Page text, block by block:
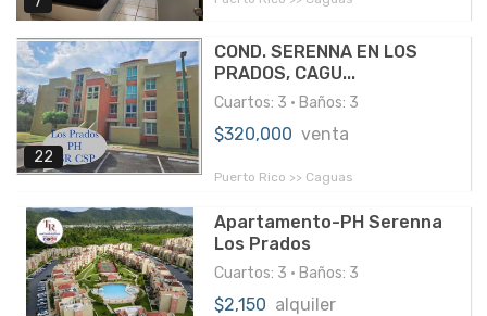
22
COND. SERENNA EN LOS
PRADOS, CAGU...
Cuartos: 3 • Baños: 3
$320,000 venta
Puerto Rico >> Caguas
Apartamento-PH Serenna
Los Prados
Cuartos: 3 • Baños: 3
$2,150 alquiler